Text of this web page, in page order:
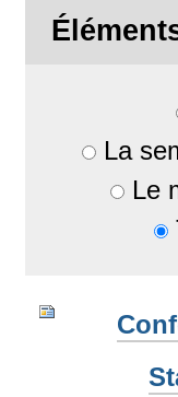
La
Le
de
le